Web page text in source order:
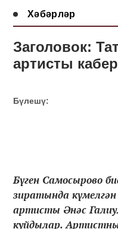
Хәбәрләр
Заголовок:
артисты
Бүлешү:
Бүген Самосырово
зиратында
артисты Әнәс
куйдылар.